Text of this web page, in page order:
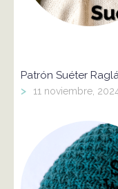
Patrón Suéter
> 11 noviembre,